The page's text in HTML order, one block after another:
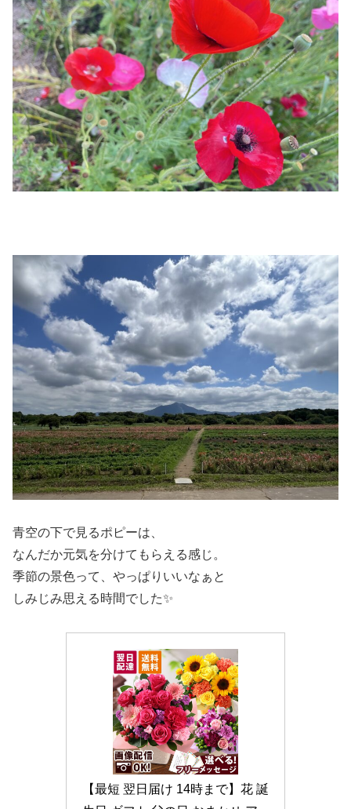
青空の下で見るポピーは、
なんだか元気を分けてもらえる感じ。
季節の景色って、やっぱりいいなぁと
しみじみ思える時間でした✨
【最短 翌日届け 14時まで】花 誕